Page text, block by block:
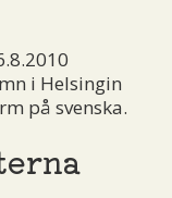
i Helsingin
på svenska.